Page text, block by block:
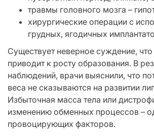
травмы головного мозга –
хирургические операции с
грудных, ягодичных
Существует неверное суждение,
приводит к росту образования. В
наблюдений, врачи выяснили, что
веса не сказываются на развитии
Избыточная масса тела или
изменению обменных процессов –
провоцирующих факторов.